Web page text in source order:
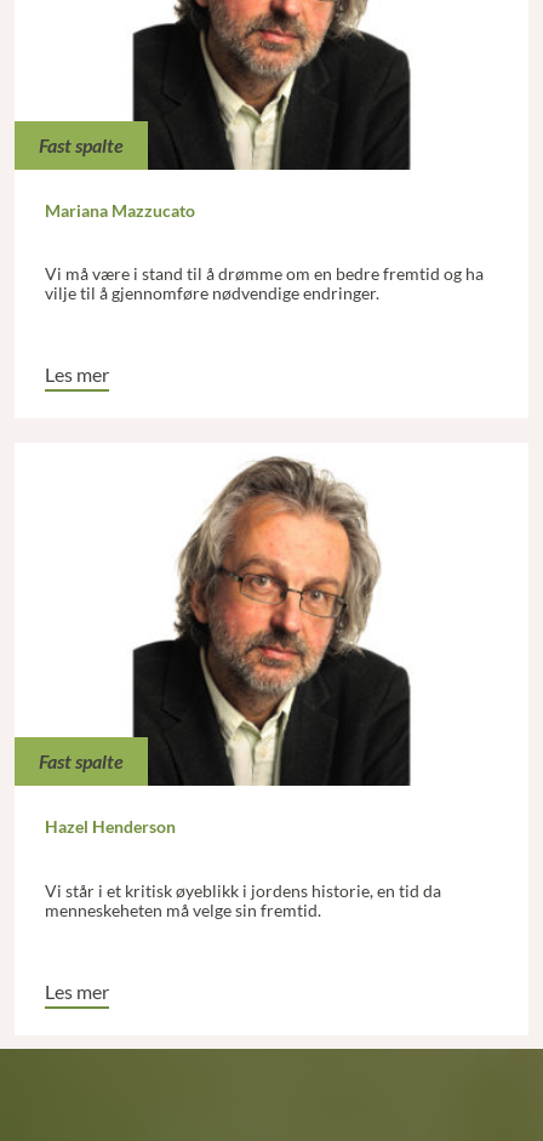
Fast spalte
Mariana Mazzucato
Vi må være i stand til å drømme om en bedre fremtid og ha
vilje til å gjennomføre nødvendige endringer.
Les mer
Fast spalte
Hazel Henderson
Vi står i et kritisk øyeblikk i jordens historie, en tid da
menneskeheten må velge sin fremtid.
Les mer